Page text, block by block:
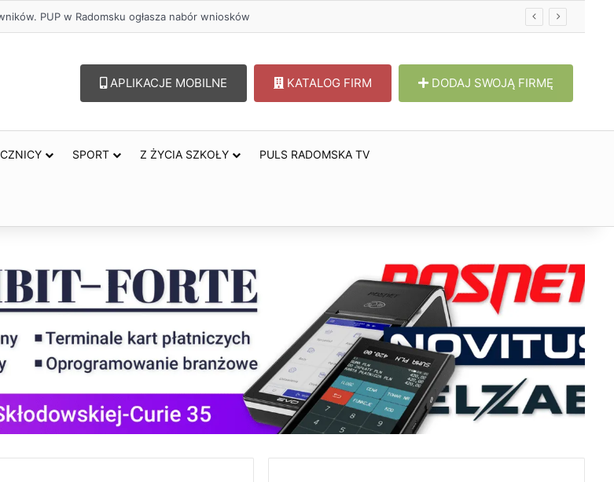
PUP w Radomsku ogłasza nabór wniosków
APLIKACJE MOBILNE KATALOG FIRM DODAJ SWOJĄ FIRMĘ
SPORT Z ŻYCIA SZKOŁY PULS RADOMSKA TV